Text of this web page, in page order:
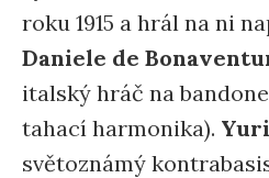
roku 1915 a hrál na ni
Daniele de
italský hráč na
tahací harmonika).
světoznámý